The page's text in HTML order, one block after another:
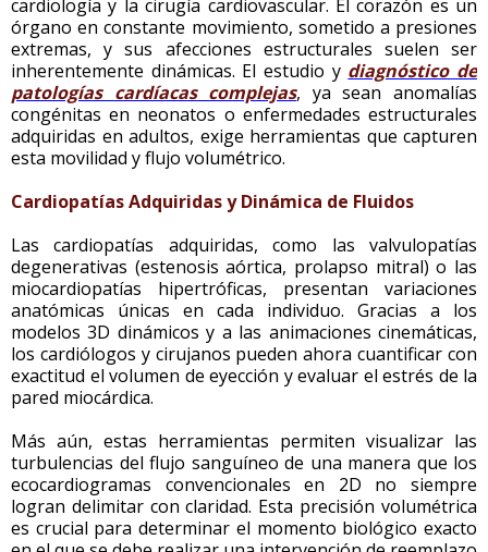
cardiología y la cirugía cardiovascular. El corazón es un
órgano en constante movimiento, sometido a presiones
extremas, y sus afecciones estructurales suelen ser
inherentemente dinámicas. El estudio y diagnóstico de
patologías cardíacas complejas, ya sean anomalías
congénitas en neonatos o enfermedades estructurales
adquiridas en adultos, exige herramientas que capturen
esta movilidad y flujo volumétrico.
Cardiopatías Adquiridas y Dinámica de Fluidos
Las cardiopatías adquiridas, como las valvulopatías
degenerativas (estenosis aórtica, prolapso mitral) o las
miocardiopatías hipertróficas, presentan variaciones
anatómicas únicas en cada individuo. Gracias a los
modelos 3D dinámicos y a las animaciones cinemáticas,
los cardiólogos y cirujanos pueden ahora cuantificar con
exactitud el volumen de eyección y evaluar el estrés de la
pared miocárdica.
Más aún, estas herramientas permiten visualizar las
turbulencias del flujo sanguíneo de una manera que los
ecocardiogramas convencionales en 2D no siempre
logran delimitar con claridad. Esta precisión volumétrica
es crucial para determinar el momento biológico exacto